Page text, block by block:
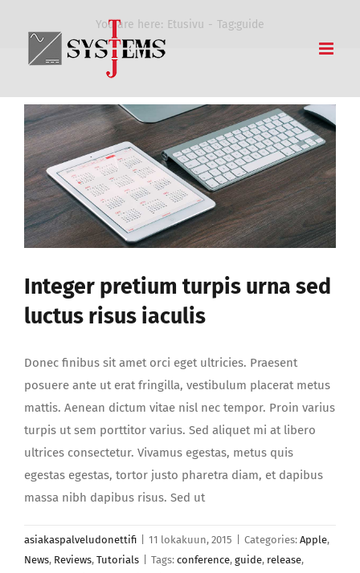
content
You are here: Etusivu Tag:guide
Integer pretium turpis urna sed
luctus risus iaculis
Donec finibus sit amet orci eget ultricies. Praesent
posuere ante ut erat fringilla, vestibulum placerat metus
mattis. Aenean dictum vitae nisl nec tempor. Proin varius
turpis ut sem porttitor varius. Sed aliquet mi at libero
ultrices consectetur. Vivamus egestas, metus quis
egestas egestas, tortor justo pharetra diam, et dapibus
massa nibh dapibus risus. Sed ut
asiakaspalveludonettifi 11 lokakuun, 2015 Categories: Apple,
News, Reviews, Tutorials Tags: conference, guide, release,